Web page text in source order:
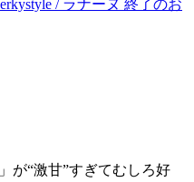
/ ラナーヌ 終了のお
が“激甘”すぎてむしろ好